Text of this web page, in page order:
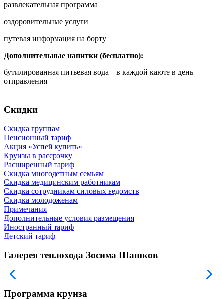
развлекательная программа
оздоровительные услуги
путевая информация на борту
Дополнительные напитки (бесплатно):
бутилированная питьевая вода – в каждой каюте в день
отправления
Скидки
Скидка группам
Пенсионный тариф
Акция «Успей купить»
Круизы в рассрочку
Расширенный тариф
Скидка многодетным семьям
Скидка медицинским работникам
Скидка сотрудникам силовых ведомств
Скидка молодоженам
Примечания
Дополнительные условия размещения
Иностранный тариф
Детский тариф
Галерея теплохода Зосима Шашков
Программа круиза